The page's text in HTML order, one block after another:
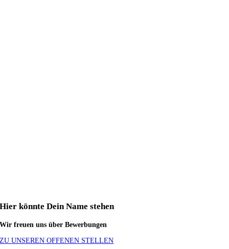
Hier könnte Dein Name stehen
Wir freuen uns über Bewerbungen
ZU UNSEREN OFFENEN STELLEN